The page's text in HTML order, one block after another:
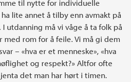
til nytte for individuelle
lite annet å tilby enn avmakt på
utdanning må vi våge å ta folk på
rom for å feile. Vi må gi dem
– «hva er et menneske», «hva
og respekt?» Altfor ofte
det man har hørt i timen.